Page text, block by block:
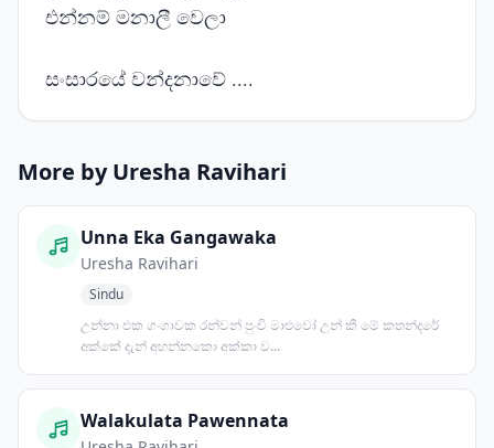
එන්නම් මනාලී වෙලා
සංසාරයේ වන්දනාවේ ....
More by Uresha Ravihari
Unna Eka Gangawaka
Uresha Ravihari
Sindu
උන්නා එක ගංගාවක රන්වන් පුංචි මාළුවෝ උන් කී මේ කතන්දරේ
අක්කේ දැන් අහන්නකො අක්කා ව...
Walakulata Pawennata